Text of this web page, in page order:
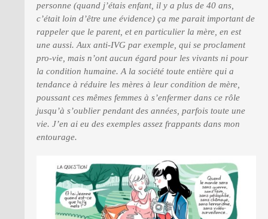
personne (quand j’étais enfant, il y a plus de 40 ans,
c’était loin d’être une évidence) ça me parait important de
rappeler que le parent, et en particulier la mère, en est
une aussi. Aux anti-IVG par exemple, qui se proclament
pro-vie, mais n’ont aucun égard pour les vivants ni pour
la condition humaine. A la société toute entière qui a
tendance à réduire les mères à leur condition de mère,
poussant ces mêmes femmes à s’enfermer dans ce rôle
jusqu’à s’oublier pendant des années, parfois toute une
vie. J’en ai eu des exemples assez frappants dans mon
entourage.